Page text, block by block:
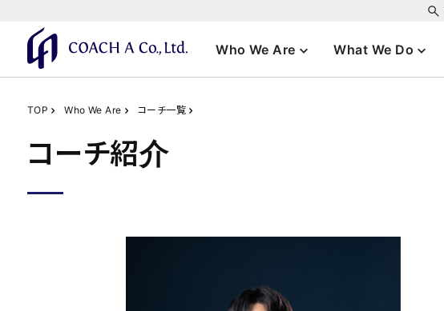
Who We Are What We Do
TOP Who We Are コーチ一覧
コーチ紹介